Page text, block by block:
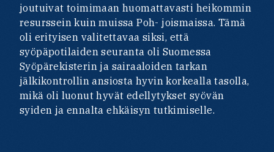
joutuivat toimimaan huomattavasti heikommin
resurssein kuin muissa Poh- joismaissa. Tämä
oli erityisen valitettavaa siksi, että
syöpäpotilaiden seuranta oli Suomessa
Syöpärekisterin ja sairaaloiden tarkan
jälkikontrollin ansiosta hyvin korkealla tasolla,
mikä oli luonut hyvät edellytykset syövän
syiden ja ennalta ehkäisyn tutkimiselle.